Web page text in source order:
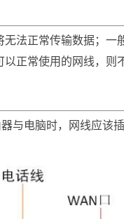
法正常传输数据；
正常使用的网线，则
与电脑时，网线应该